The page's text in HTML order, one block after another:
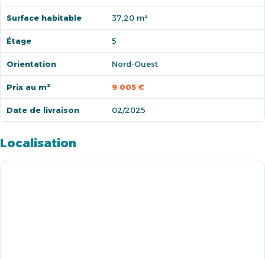
Surface habitable 37,20 m²
Étage 5
Orientation Nord-Ouest
Prix au m² 9 005 €
Date de livraison 02/2025
Localisation